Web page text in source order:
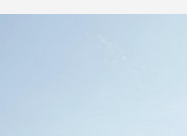
Vaktaal